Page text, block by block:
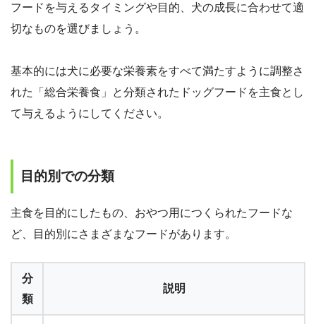
フードを与えるタイミングや目的、犬の成長に合わせて適
切なものを選びましょう。
基本的には犬に必要な栄養素をすべて満たすように調整さ
れた「総合栄養食」と分類されたドッグフードを主食とし
て与えるようにしてください。
目的別での分類
主食を目的にしたもの、おやつ用につくられたフードな
ど、目的別にさまざまなフードがあります。
分
類
説明